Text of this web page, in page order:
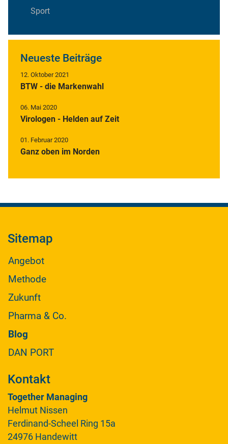
Sport
Neueste Beiträge
12. Oktober 2021
BTW - die Markenwahl
06. Mai 2020
Virologen - Helden auf Zeit
01. Februar 2020
Ganz oben im Norden
Sitemap
Angebot
Methode
Zukunft
Pharma & Co.
Blog
DAN PORT
Kontakt
Together Managing
Helmut Nissen
Ferdinand-Scheel Ring 15a
24976 Handewitt